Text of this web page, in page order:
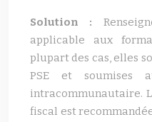
Solution :
applicable aux
plupart des cas, elles
PSE et soumises
intracommunautaire.
fiscal est